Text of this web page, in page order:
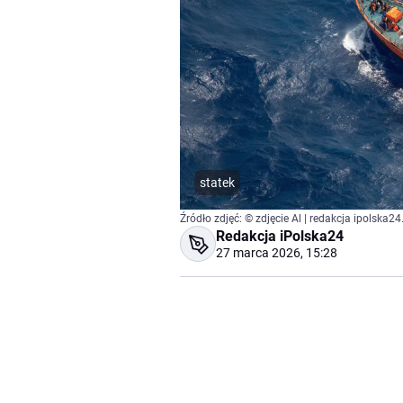
statek
Źródło zdjęć: © zdjęcie Al | redakcja
Redakcja iPolska24
27 marca 2026, 15:28